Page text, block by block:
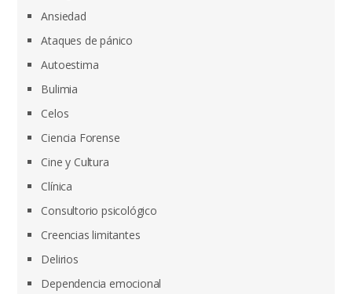
Ansiedad
Ataques de pánico
Autoestima
Bulimia
Celos
Ciencia Forense
Cine y Cultura
Clínica
Consultorio psicológico
Creencias limitantes
Delirios
Dependencia emocional